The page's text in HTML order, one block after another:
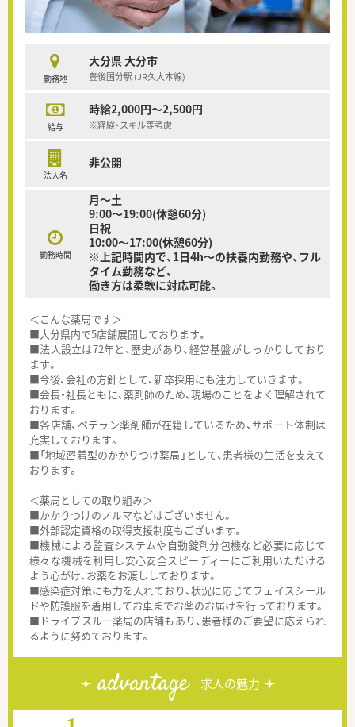
勤務地
大分県 大分市
豊後国分駅 (JR久大本線)
給与
時給2,000円～2,500円
※経験・スキル等考慮
法人名
非公開
勤務時間
月～土
9:00～19:00(休憩60分)
日祝
10:00～17:00(休憩60分)
※上記時間内で、1日4h～の扶養内勤務や、フル
タイム勤務など、
働き方は柔軟に対応可能。
＜こんな薬局です＞
■大分県内で5店舗展開しております。
■法人設立は72年と、歴史があり、経営基盤がしっかりしており
ます。
■今後、会社の方針として、新卒採用にも注力していきます。
■会長・社長ともに、薬剤師のため、現場のことをよく理解されて
おります。
■各店舗、ベテラン薬剤師が在籍しているため、サポート体制は
充実しております。
■「地域密着型のかかりつけ薬局」として、患者様の生活を支えて
おります。
＜薬局としての取り組み＞
■かかりつけのノルマなどはございません。
■外部認定資格の取得支援制度もございます。
■機械による監査システムや自動錠剤分包機など必要に応じて
様々な機械を利用し安心安全スピーディーにご利用いただける
よう心がけ、お薬をお渡ししております。
■感染症対策にも力を入れており、状況に応じてフェイスシール
ドや防護服を着用してお車までお薬のお届けを行っております。
■ドライブスルー薬局の店舗もあり、患者様のご要望に応えられ
るように努めております。
advantage 求人の魅力